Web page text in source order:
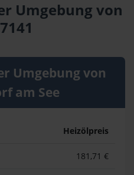
Umgebung von
Umgebung von
am See
Heizölpreis
181,71 €